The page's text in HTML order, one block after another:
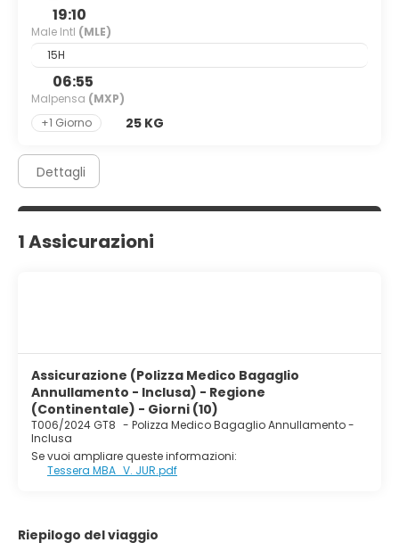
19:10
Male Intl (MLE)
15H
06:55
Malpensa (MXP)
+1 Giorno
25 KG
Dettagli
1 Assicurazioni
Assicurazione (Polizza Medico Bagaglio
Annullamento - Inclusa) - Regione
(Continentale) - Giorni (10)
T006/2024 GT8 - Polizza Medico Bagaglio Annullamento -
Inclusa
Se vuoi ampliare queste informazioni:
Tessera MBA_V. JUR.pdf
Riepilogo del viaggio